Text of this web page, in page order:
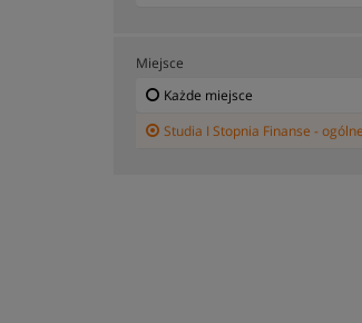
Miejsce
Każde miejsce
Studia I Stopnia Finanse -